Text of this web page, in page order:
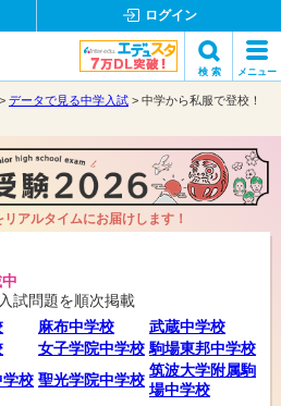
ログイン
検 索 メニュー
検索
閉
る
データで見る中学入試
中学から私服で登校！
アルタイムにお届けします！
試問題を順次掲載
麻布中学校
武蔵中学校
女子学院中学校 駒場東邦中学校
学校 聖光学院中学校
筑波大学附属駒
場中学校